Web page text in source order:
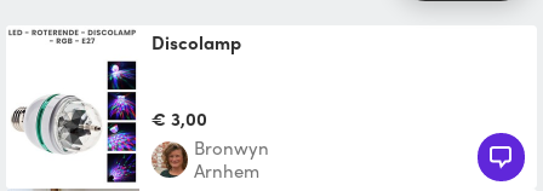
Discolamp
€ 3,00
Bronwyn
Arnhem